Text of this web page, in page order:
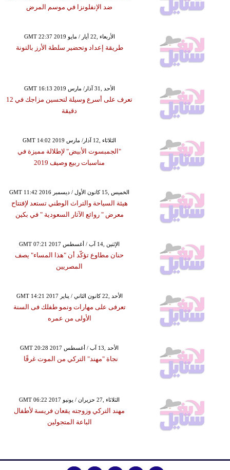
ضد الإنفلونزا في موسم المرض
GMT 22:37 2019 الأربعاء ,22 أيار / مايو
طريقة إعداد وتحضير سلطة الأرز بالتونة
GMT 16:13 2019 الأحد ,31 آذار/ مارس
تعرف على أسرع وسيلة لتحسين مزاجك في 12
دقيقة
GMT 14:02 2019 الثلاثاء ,12 آذار/ مارس
"الجمبسوت الأبيض" لإطلالة مميزة في
مناسبات ربيع وصيف 2019
GMT 11:42 2016 الخميس ,15 كانون الأول / ديسمبر
هيئة السياحة والتراث الوطني تستعد لإفتتاح
معرض " روائع الآثار السعودية " في بكين
GMT 07:21 2017 الإثنين ,14 آب / أغسطس
حنان مطاوع تؤكّد أن "هذا المساء" يصف
المصريين
GMT 14:21 2017 الأحد ,22 كانون الثاني / يناير
تعرفى على مهارات ونمو طفلك فى السنة
الأولى من عمره
GMT 20:28 2017 الأحد ,13 آب / أغسطس
نجاة "مهند" التركي من الموت غرقًا
GMT 06:22 2017 الثلاثاء ,27 حزيران / يونيو
مهند التركي وزوجته يقعان فريسة لأطفال
الباعة المتجولين